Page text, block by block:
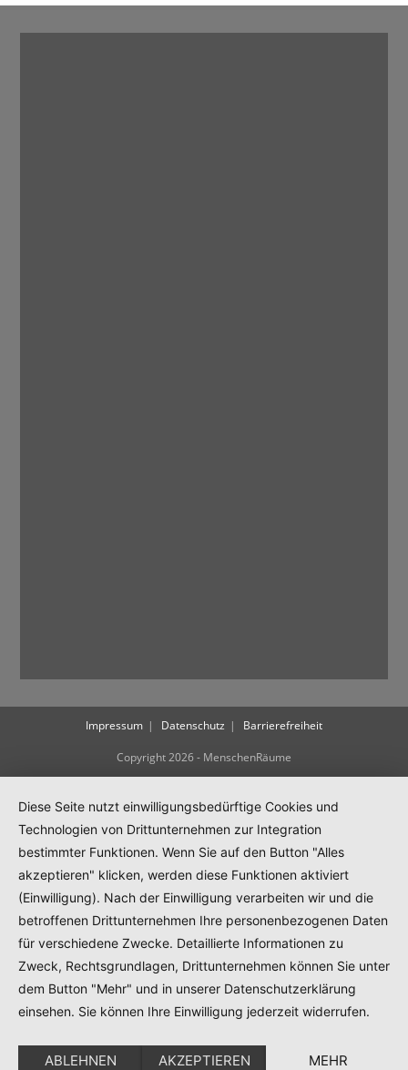
Impressum Datenschutz Barrierefreiheit
Copyright 2026 - MenschenRäume
Diese Seite nutzt einwilligungsbedürftige Cookies und
Technologien von Drittunternehmen zur Integration
bestimmter Funktionen. Wenn Sie auf den Button "Alles
akzeptieren" klicken, werden diese Funktionen aktiviert
(Einwilligung). Nach der Einwilligung verarbeiten wir und die
betroffenen Drittunternehmen Ihre personenbezogenen Daten
für verschiedene Zwecke. Detaillierte Informationen zu
Zweck, Rechtsgrundlagen, Drittunternehmen können Sie unter
dem Button "Mehr" und in unserer Datenschutzerklärung
einsehen. Sie können Ihre Einwilligung jederzeit widerrufen.
ABLEHNEN AKZEPTIEREN MEHR